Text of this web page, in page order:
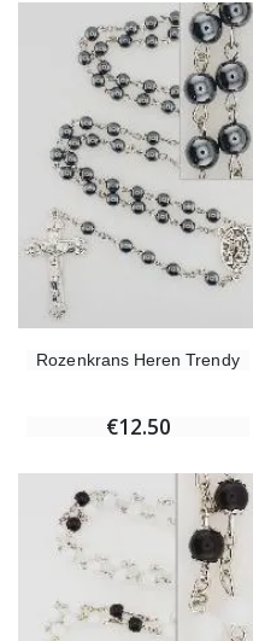
Rozenkrans Heren Trendy
€12.50
€5.00
Kruisje Kind Hout Kerk Vlinders en Regenboog 15 cm
€23.00
Willow Tree Engel - Guardian Angel (Beschermengel) - 14 cm
€59.90